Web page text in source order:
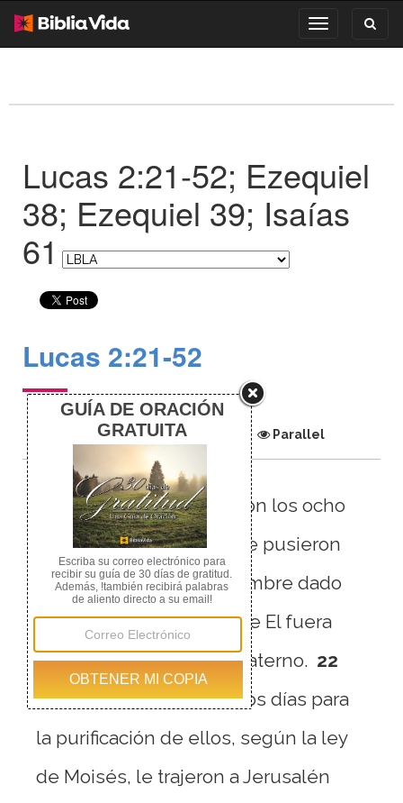
Toggle
navigation
Lucas 2:21-52; Ezequiel
38; Ezequiel 39; Isaías
61
Lucas 2:21-52
Chapter Parallel
Cuando se cumplieron los ocho
días para circuncidarle, le pusieron
por nombre Jesús, el nombre dado
por el ángel antes de que El fuera
concebido en el seno materno. 22
Cuando se cumplieron los días para
la purificación de ellos, según la ley
de Moisés, le trajeron a Jerusalén